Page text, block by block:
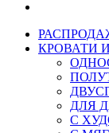
КРОВАТИ
ДЛЯ
С